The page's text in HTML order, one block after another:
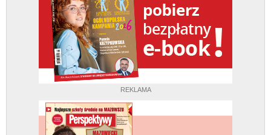
REKLAMA